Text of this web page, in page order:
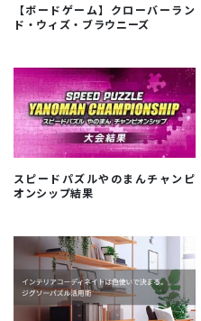
【ボードゲーム】クローバーラン
ド・ウィズ・ブラウニーズ
スピードパズルやのまんチャンピ
オンシップ結果